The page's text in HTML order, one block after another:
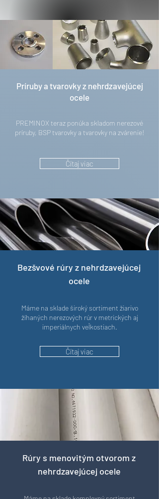
Príruby a tvarovky z nehrdzavejúcej
ocele
PREMINOX teraz ponúka skladom nerezové
príruby, BSP tvarovky a tvarovky na zvárenie!
Čítaj viac
Bezšvové rúry z nehrdzavejúcej
ocele
Máme na sklade široký sortiment žiarivo
žíhaných nerezových rúr v metrických aj
imperiálnych veľkostiach.
Čítaj viac
Rúry s menovitým otvorom z
nehrdzavejúcej ocele